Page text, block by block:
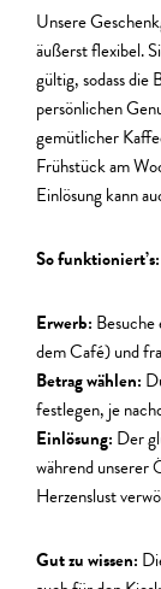
Unsere
äußerst flexibel.
gültig, sodass die
persönlichen
gemütlicher
Frühstück am
Einlösung kann
So funktioniert’s:
Erwerb:
dem Café) und
Betrag wählen:
festlegen, je
Einlösung: Der
während unserer
Herzenslust
Gut zu wissen: